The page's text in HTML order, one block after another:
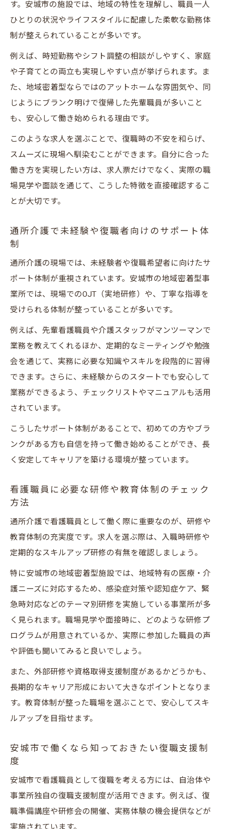
す。安城市の施設では、地域の特性を理解し、職員一人
ひとりの状況やライフスタイルに配慮した柔軟な勤務体
制が整えられていることが多いです。
例えば、時短勤務やシフト調整の相談がしやすく、家庭
や子育てとの両立も実現しやすい点が挙げられます。ま
た、地域密着型ならではのアットホームな雰囲気や、同
じようにブランク明けで復帰した先輩職員が多いこと
も、安心して働き始められる理由です。
このような求人を選ぶことで、復職時の不安を和らげ、
スムーズに現場へ馴染むことができます。自分に合った
働き方を実現したい方は、求人票だけでなく、実際の職
場見学や面談を通じて、こうした特徴を直接確認するこ
とが大切です。
通所介護で未経験や復職者向けのサポート体
制
通所介護の現場では、未経験者や復職希望者に向けたサ
ポート体制が重視されています。安城市の地域密着型事
業所では、現場でのOJT（実地研修）や、丁寧な指導を
受けられる体制が整っていることが多いです。
例えば、先輩看護職員や介護スタッフがマンツーマンで
業務を教えてくれるほか、定期的なミーティングや勉強
会を通じて、実務に必要な知識やスキルを段階的に習得
できます。さらに、未経験からのスタートでも安心して
業務ができるよう、チェックリストやマニュアルも活用
されています。
こうしたサポート体制があることで、初めての方やブラ
ンクがある方も自信を持って働き始めることができ、長
く安定してキャリアを築ける環境が整っています。
看護職員に必要な研修や教育体制のチェック
方法
通所介護で看護職員として働く際に重要なのが、研修や
教育体制の充実度です。求人を選ぶ際は、入職時研修や
定期的なスキルアップ研修の有無を確認しましょう。
特に安城市の地域密着型施設では、地域特有の医療・介
護ニーズに対応するため、感染症対策や認知症ケア、緊
急時対応などのテーマ別研修を実施している事業所が多
く見られます。職場見学や面接時に、どのような研修プ
ログラムが用意されているか、実際に参加した職員の声
や評価も聞いてみると良いでしょう。
また、外部研修や資格取得支援制度があるかどうかも、
長期的なキャリア形成において大きなポイントとなりま
す。教育体制が整った職場を選ぶことで、安心してスキ
ルアップを目指せます。
安城市で働くなら知っておきたい復職支援制
度
安城市で看護職員として復職を考える方には、自治体や
事業所独自の復職支援制度が活用できます。例えば、復
職準備講座や研修会の開催、実務体験の機会提供などが
実施されています。